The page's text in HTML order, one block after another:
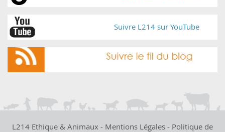
Suivre L214 sur YouTube
L214 Ethique & Animaux - Mentions Légales - Politique de